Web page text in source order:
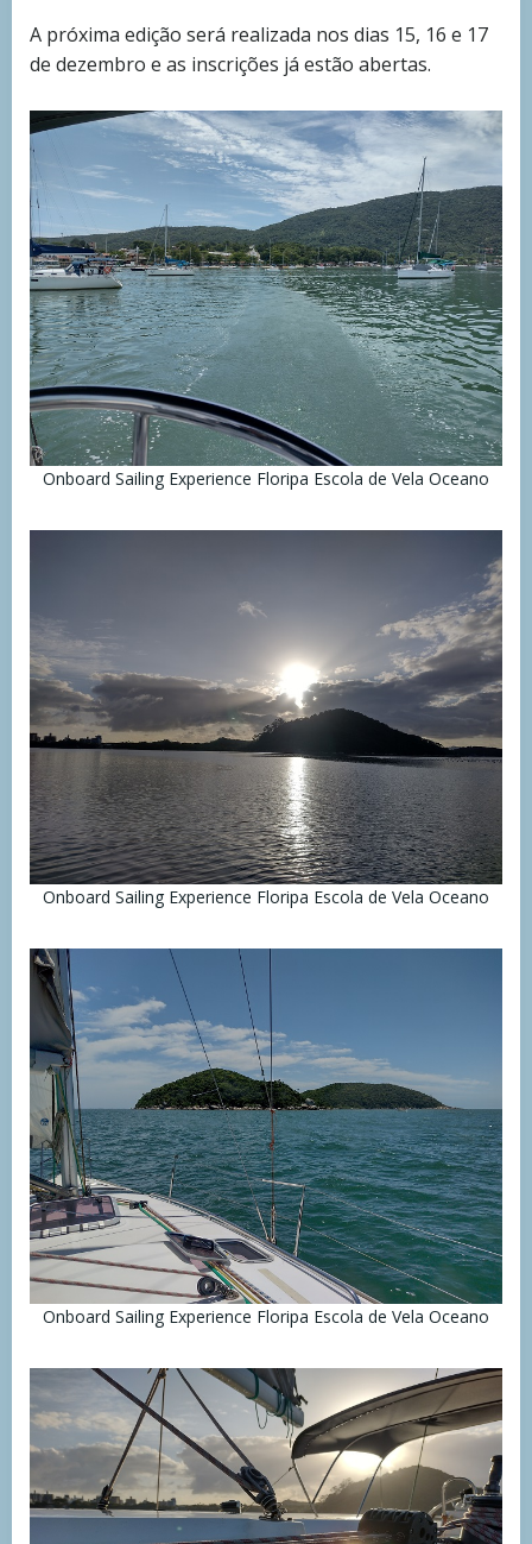
A próxima edição será realizada nos dias 15, 16 e 17
de dezembro e as inscrições já estão abertas.
Onboard Sailing Experience Floripa Escola de Vela Oceano
Onboard Sailing Experience Floripa Escola de Vela Oceano
Onboard Sailing Experience Floripa Escola de Vela Oceano